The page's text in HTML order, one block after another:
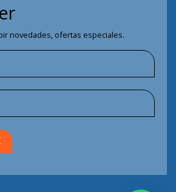
novedades, ofertas especiales.